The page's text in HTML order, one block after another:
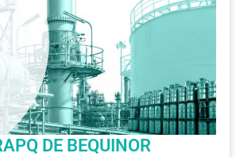
DE BEQUINOR